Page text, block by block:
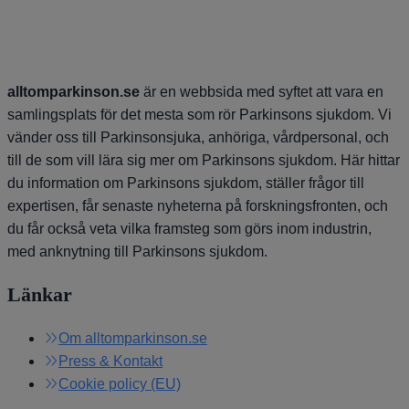
alltomparkinson.se är en webbsida med syftet att vara en
samlingsplats för det mesta som rör Parkinsons sjukdom. Vi
vänder oss till Parkinsonsjuka, anhöriga, vårdpersonal, och
till de som vill lära sig mer om Parkinsons sjukdom. Här hittar
du information om Parkinsons sjukdom, ställer frågor till
expertisen, får senaste nyheterna på forskningsfronten, och
du får också veta vilka framsteg som görs inom industrin,
med anknytning till Parkinsons sjukdom.
Länkar
Om alltomparkinson.se
Press & Kontakt
Cookie policy (EU)